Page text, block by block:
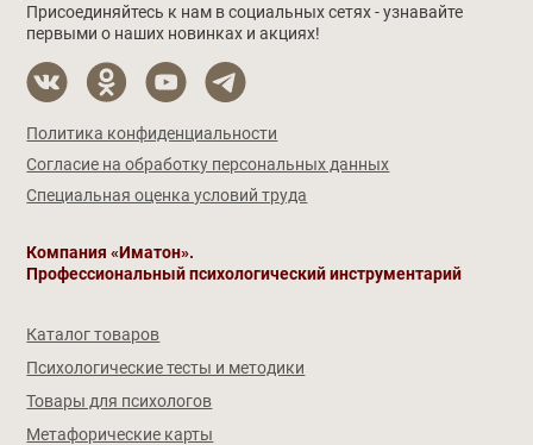
Присоединяйтесь к нам в социальных сетях - узнавайте
первыми о наших новинках и акциях!
Политика конфиденциальности
Согласие на обработку персональных данных
Специальная оценка условий труда
Компания «Иматон».
Профессиональный психологический инструментарий
Каталог товаров
Психологические тесты и методики
Товары для психологов
Метафорические карты